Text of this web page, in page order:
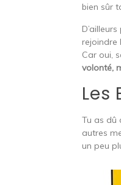
bien sûr
rejoindre
Car oui,
volonté,
Les
Tu as dû
autres
un peu